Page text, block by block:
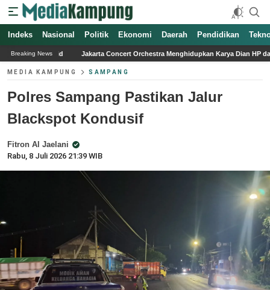
Indeks Nasional Politik Ekonomi Daerah Pendidikan
Breaking News
Jakarta Concert Orchestra Menghidupkan Karya Dian HP dalam Konser Simfoni
MEDIA KAMPUNG SAMPANG
Polres Sampang Pastikan Jalur
Blackspot Kondusif
Fitron Al Jaelani
Rabu, 8 Juli 2026 21:39 WIB